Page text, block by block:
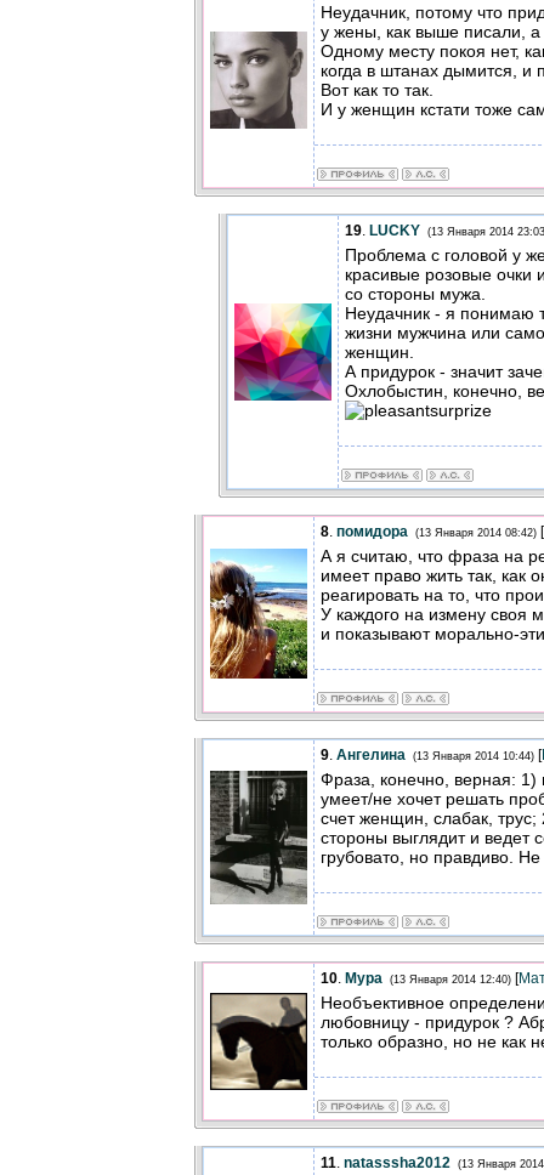
Неудачник, потому что
у жены, как выше писали, а
Одному месту покоя нет,
когда в штанах дымится, и
Вот как то так.
И у женщин кстати тоже
19. LUCKY (13 Января 2014
Проблема с головой у
красивые розовые
со стороны мужа.
Неудачник - я понимаю
жизни мужчина или
женщин.
А придурок - значит
Охлобыстин, конечно,
8. помидора (13 Января 2014 08:42) [
А я считаю, что фраза на
имеет право жить так, как
реагировать на то, что
У каждого на измену своя
и показывают морально-
9. Ангелина (13 Января 2014 10:44) [
Фраза, конечно, верная: 1)
умеет/не хочет решать
счет женщин, слабак,
стороны выглядит и ведет
грубовато, но правдиво.
10. Мура (13 Января 2014 12:40) [
Необъективное
любовницу - придурок ?
только образно, но не как
11. natasssha2012 (13 Января